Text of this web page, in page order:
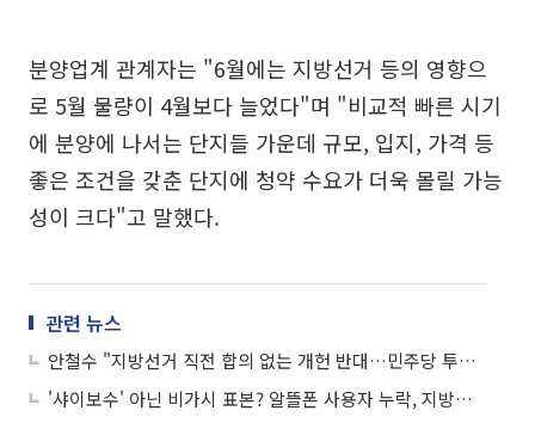
분양업계 관계자는 "6월에는 지방선거 등의 영향으
로 5월 물량이 4월보다 늘었다"며 "비교적 빠른 시기
에 분양에 나서는 단지들 가운데 규모, 입지, 가격 등
좋은 조건을 갖춘 단지에 청약 수요가 더욱 몰릴 가능
성이 크다"고 말했다.
관련 뉴스
안철수 "지방선거 직전 합의 없는 개헌 반대…민주당 투표율용"
'샤이보수' 아닌 비가시 표본? 알뜰폰 사용자 누락, 지방선거 여론조사 구조적 문제